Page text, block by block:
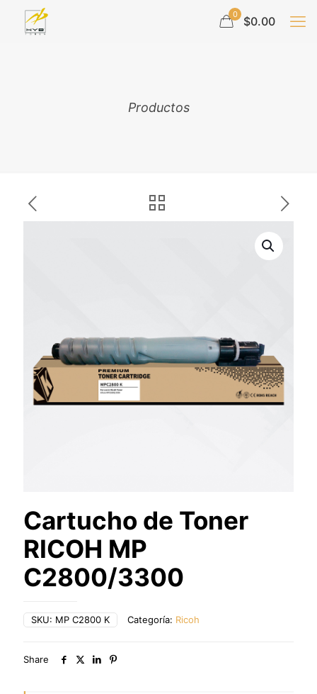
0 $0.00
Productos
Cartucho de Toner
RICOH MP
C2800/3300
SKU: MP C2800 K Categoría: Ricoh
Share